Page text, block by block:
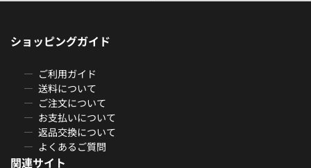
ショッピングガイド
ご利用ガイド
送料について
ご注文について
お支払いについて
返品交換について
よくあるご質問
関連サイト